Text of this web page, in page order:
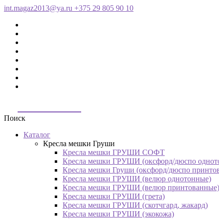
int.magaz2013@ya.ru +375 29 805 90 10
Поиск
Каталог
Кресла мешки Груши
Кресла мешки ГРУШИ СОФТ
Кресла мешки ГРУШИ (оксфорд/дюспо
Кресла мешки Груши (оксфорд/дюспо
Кресла мешки ГРУШИ (велюр однотонные)
Кресла мешки ГРУШИ (велюр принтованные)
Кресла мешки ГРУШИ (грета)
Кресла мешки ГРУШИ (скотчгард, жакард)
Кресла мешки ГРУШИ (экокожа)